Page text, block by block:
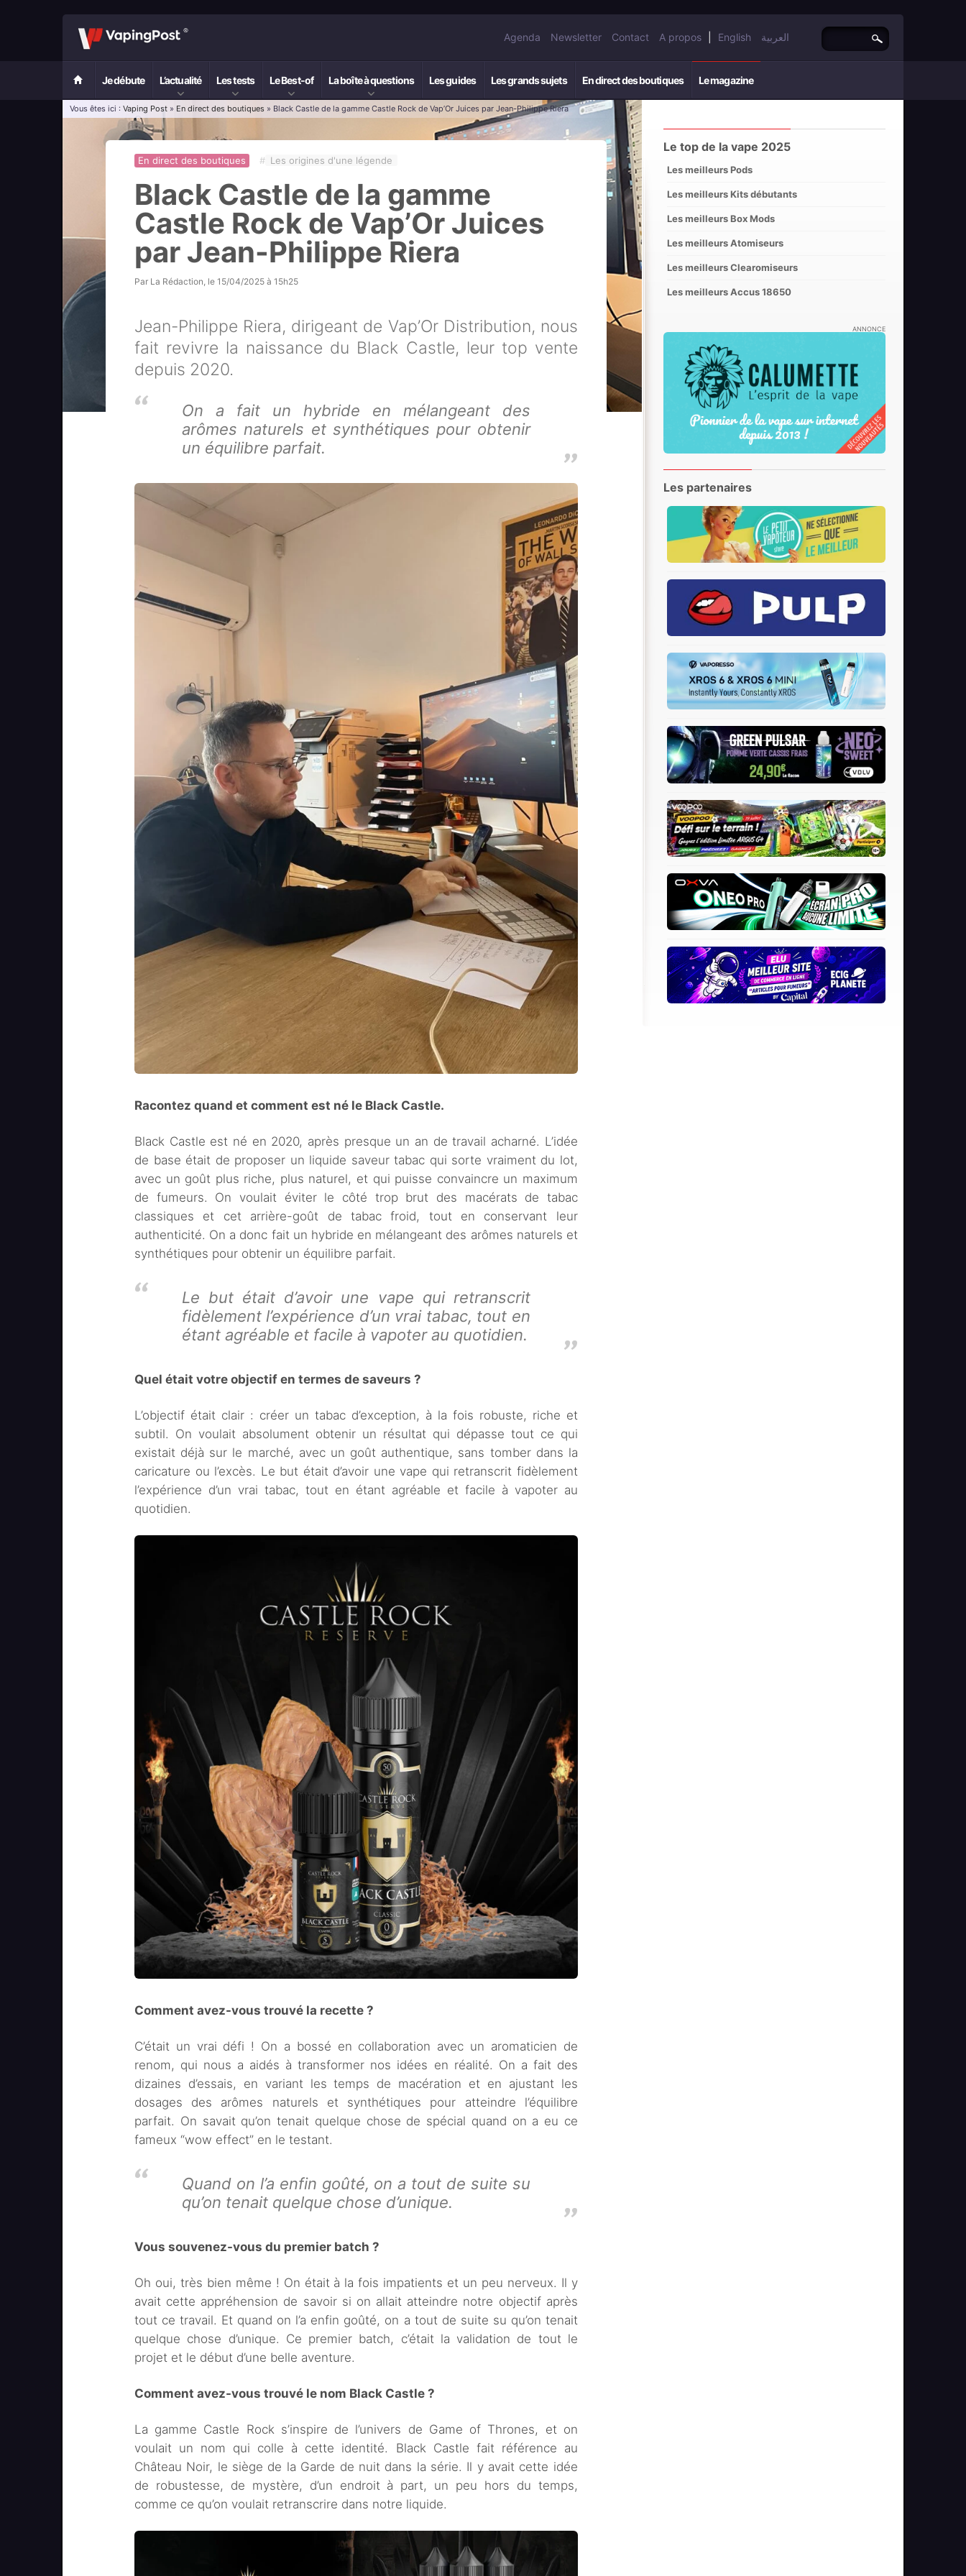
Agenda Newsletter Contact A propos English العربية
Je débute L’actualité Les tests Le Best-of La boîte à questions Les guides Les grands sujets En direct des boutiques Le magazine
Vous êtes ici : Vaping Post » En direct des boutiques » Black Castle de la gamme Castle Rock de Vap’Or Juices par Jean-Philippe Riera
En direct des boutiques # Les origines d'une légende
Black Castle de la gamme
Castle Rock de Vap’Or Juices
par Jean-Philippe Riera
Par La Rédaction, le 15/04/2025 à 15h25
Jean-Philippe Riera, dirigeant de Vap’Or Distribution, nous
fait revivre la naissance du Black Castle, leur top vente
depuis 2020.
On a fait un hybride en mélangeant des
arômes naturels et synthétiques pour obtenir
un équilibre parfait.
Racontez quand et comment est né le Black Castle.
Black Castle est né en 2020, après presque un an de travail acharné. L’idée
de base était de proposer un liquide saveur tabac qui sorte vraiment du lot,
avec un goût plus riche, plus naturel, et qui puisse convaincre un maximum
de fumeurs. On voulait éviter le côté trop brut des macérats de tabac
classiques et cet arrière-goût de tabac froid, tout en conservant leur
authenticité. On a donc fait un hybride en mélangeant des arômes naturels et
synthétiques pour obtenir un équilibre parfait.
Le but était d’avoir une vape qui retranscrit
fidèlement l’expérience d’un vrai tabac, tout en
étant agréable et facile à vapoter au quotidien.
Quel était votre objectif en termes de saveurs ?
L’objectif était clair : créer un tabac d’exception, à la fois robuste, riche et
subtil. On voulait absolument obtenir un résultat qui dépasse tout ce qui
existait déjà sur le marché, avec un goût authentique, sans tomber dans la
caricature ou l’excès. Le but était d’avoir une vape qui retranscrit fidèlement
l’expérience d’un vrai tabac, tout en étant agréable et facile à vapoter au
quotidien.
Comment avez-vous trouvé la recette ?
C’était un vrai défi ! On a bossé en collaboration avec un aromaticien de
renom, qui nous a aidés à transformer nos idées en réalité. On a fait des
dizaines d’essais, en variant les temps de macération et en ajustant les
dosages des arômes naturels et synthétiques pour atteindre l’équilibre
parfait. On savait qu’on tenait quelque chose de spécial quand on a eu ce
fameux “wow effect” en le testant.
Quand on l’a enfin goûté, on a tout de suite su
qu’on tenait quelque chose d’unique.
Vous souvenez-vous du premier batch ?
Oh oui, très bien même ! On était à la fois impatients et un peu nerveux. Il y
avait cette appréhension de savoir si on allait atteindre notre objectif après
tout ce travail. Et quand on l’a enfin goûté, on a tout de suite su qu’on tenait
quelque chose d’unique. Ce premier batch, c’était la validation de tout le
projet et le début d’une belle aventure.
Comment avez-vous trouvé le nom Black Castle ?
La gamme Castle Rock s’inspire de l’univers de Game of Thrones, et on
voulait un nom qui colle à cette identité. Black Castle fait référence au
Château Noir, le siège de la Garde de nuit dans la série. Il y avait cette idée
de robustesse, de mystère, d’un endroit à part, un peu hors du temps,
comme ce qu’on voulait retranscrire dans notre liquide.
Le top de la vape 2025
Les meilleurs Pods
Les meilleurs Kits débutants
Les meilleurs Box Mods
Les meilleurs Atomiseurs
Les meilleurs Clearomiseurs
Les meilleurs Accus 18650
ANNONCE
Les partenaires